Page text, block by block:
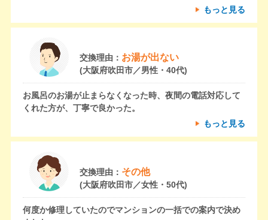
もっと見る
交換理由： お湯が出ない
(大阪府吹田市／男性・40代)
お風呂のお湯が止まらなくなった時、夜間の電話対応して
くれた方が、丁寧で良かった。
もっと見る
交換理由： その他
(大阪府吹田市／女性・50代)
何度か修理していたのでマンションの一括での案内で決め